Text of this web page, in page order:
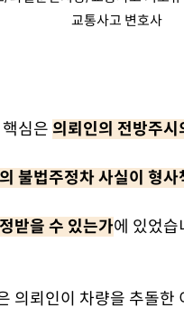
심은 의뢰인의 전방주
불법주정차 사실이 형
받을 수 있는가에 있었습
의뢰인이 차량을 추돌한